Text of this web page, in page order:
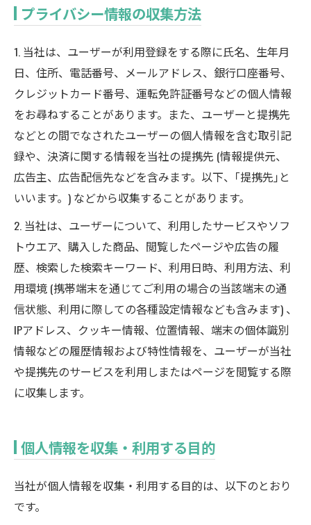
プライバシー情報の収集方法
1. 当社は、ユーザーが利用登録をする際に氏名、生年月
日、住所、電話番号、メールアドレス、銀行口座番号、
クレジットカード番号、運転免許証番号などの個人情報
をお尋ねすることがあります。また、ユーザーと提携先
などとの間でなされたユーザーの個人情報を含む取引記
録や、決済に関する情報を当社の提携先 (情報提供元、
広告主、広告配信先などを含みます。以下、｢提携先｣と
いいます。) などから収集することがあります。
2. 当社は、ユーザーについて、利用したサービスやソフ
トウエア、購入した商品、閲覧したページや広告の履
歴、検索した検索キーワード、利用日時、利用方法、利
用環境 (携帯端末を通じてご利用の場合の当該端末の通
信状態、利用に際しての各種設定情報なども含みます) 、
IPアドレス、クッキー情報、位置情報、端末の個体識別
情報などの履歴情報および特性情報を、ユーザーが当社
や提携先のサービスを利用しまたはページを閲覧する際
に収集します。
個人情報を収集・利用する目的
当社が個人情報を収集・利用する目的は、以下のとおり
です。